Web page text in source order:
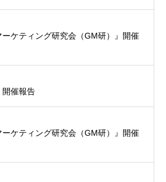
ケティング研究会（GM研）』開催
開催報告
ケティング研究会（GM研）』開催